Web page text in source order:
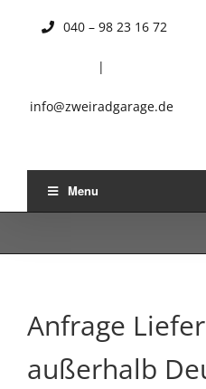
040 – 98 23 16 72
|
info@zweiradgarage.de
Menu
Anfrage
außerhalb